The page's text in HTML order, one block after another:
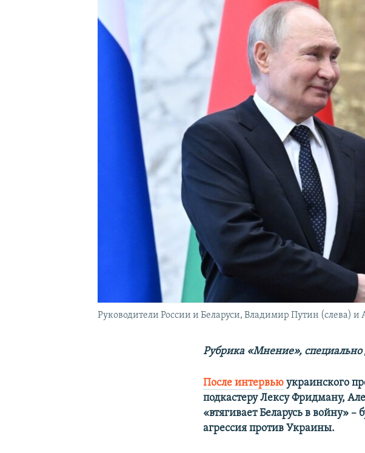
КРЫМ.НЕПОКОРЕННЫЙ
УКРАИНСКАЯ ПРОБЛЕМА КРЫМА
Руководители России и Беларуси, Владимир Путин (слева)
Рубрика «Мнение»,
После интервью украинского
подкастеру Лексу Фридману,
«втягивает Беларусь в войну» –
агрессия против Украины.